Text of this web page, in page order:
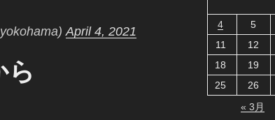
April 4, 2021
ら
4
5
11
12
18
19
25
26
« 3月